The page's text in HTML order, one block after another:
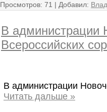
Просмотров: 71 | Добавил:
В администрации
Всероссийских
В администрации
Читать дальше »